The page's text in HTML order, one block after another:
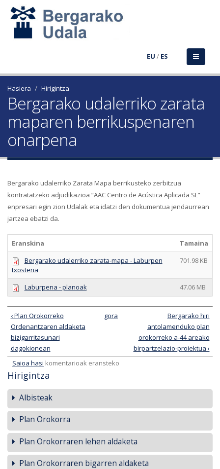
EU / ES
Hasiera Hirigintza
Bergarako udalerriko zarata
maparen berrikuspenaren
onarpena
Bergarako udalerriko Zarata Mapa berrikusteko zerbitzua
kontratatzeko adjudikazioa “AAC Centro de Acústica Aplicada SL”
enpresari egin zion Udalak eta idatzi den dokumentua jendaurrean
jartzea ebatzi da.
Eranskina
Tamaina
Bergarako udalerriko zarata-mapa - Laburpen
txostena
701.98 KB
Laburpena - planoak 47.06 MB
‹ Plan Orokorreko
Ordenantzaren aldaketa
bizigarritasunari
dagokionean
gora
Bergarako hiri
antolamenduko plan
orokorreko a-44 areako
birpartzelazio-proiektua ›
Saioa hasi komentarioak eransteko
Hirigintza
Albisteak
Plan Orokorra
Plan Orokorraren lehen aldaketa
Plan Orokorraren bigarren aldaketa